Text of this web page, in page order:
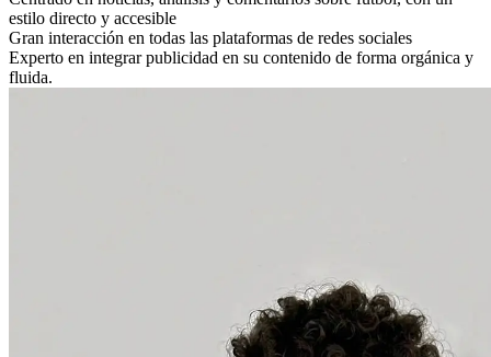
estilo directo y accesible
Gran interacción en todas las plataformas de redes sociales
Experto en integrar publicidad en su contenido de forma orgánica y
fluida.